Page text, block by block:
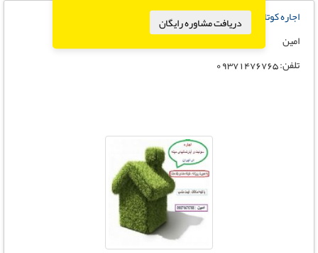
اجاره کوتاه مدت آپارتمان مبله
امین
تلفن: 09371476765
دریافت مشاوره رایگان